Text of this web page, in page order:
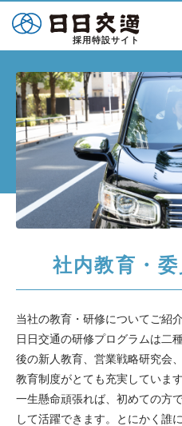
採用特設サイト
社内教育・
当社の教育・研修についてご紹
日日交通の研修プログラムは二
後の新人教育、営業戦略研究会
教育制度がとても充実しています
一生懸命頑張れば、初めての方
して活躍できます。とにかく誰